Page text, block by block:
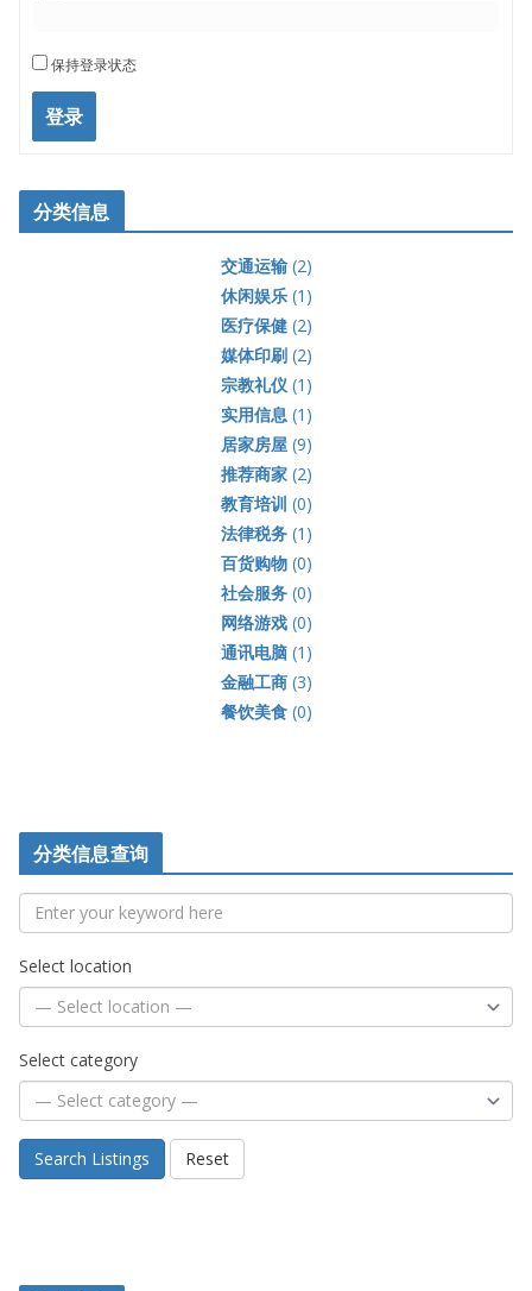
保持登录状态
登录
分类信息
交通运输(2)
休闲娱乐(1)
医疗保健(2)
媒体印刷(2)
宗教礼仪(1)
实用信息(1)
居家房屋(9)
推荐商家(2)
教育培训 (0)
法律税务(1)
百货购物(0)
社会服务(0)
网络游戏(0)
通讯电脑(1)
金融工商(3)
餐饮美食(0)
分类信息查询
Select location
Select category
Search Listings Reset